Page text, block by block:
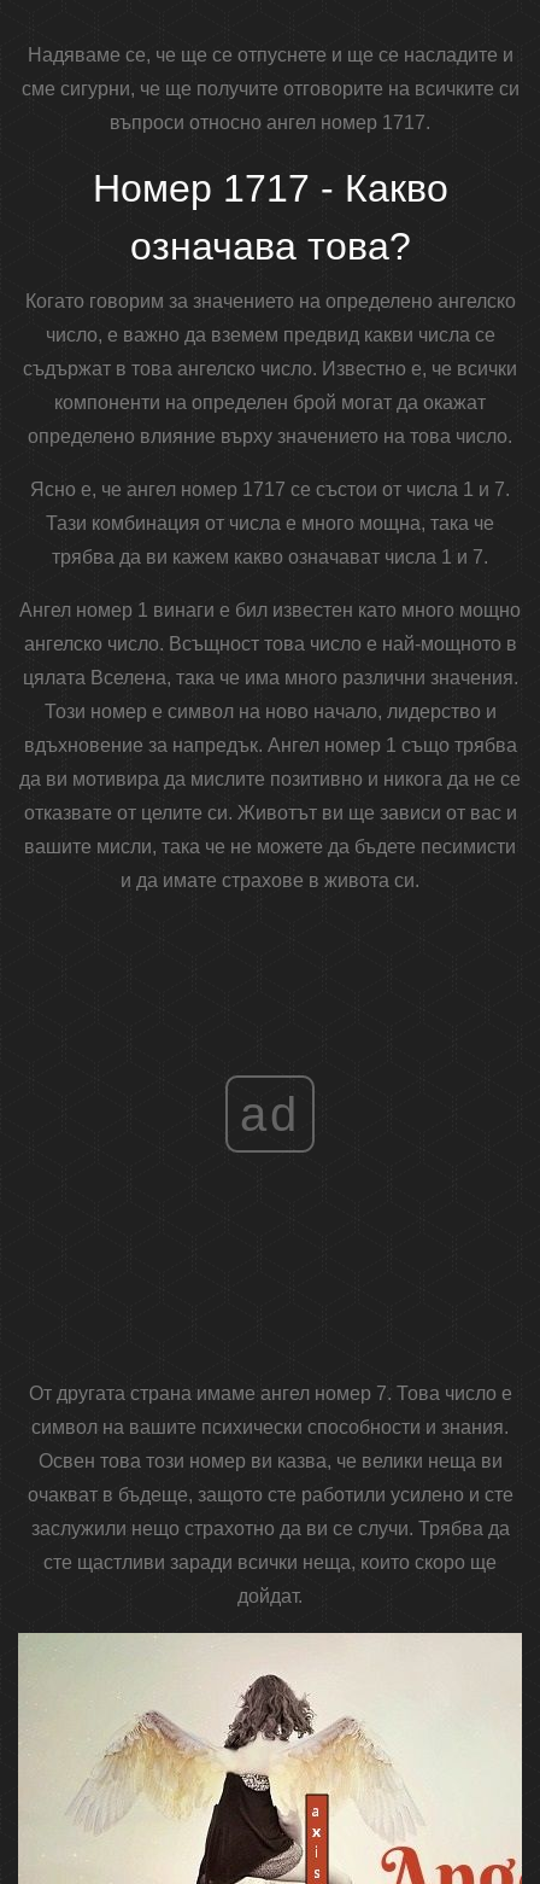
Надяваме се, че ще се отпуснете и ще се насладите и
сме сигурни, че ще получите отговорите на всичките си
въпроси относно ангел номер 1717.
Номер 1717 - Какво
означава това?
Когато говорим за значението на определено ангелско
число, е важно да вземем предвид какви числа се
съдържат в това ангелско число. Известно е, че всички
компоненти на определен брой могат да окажат
определено влияние върху значението на това число.
Ясно е, че ангел номер 1717 се състои от числа 1 и 7.
Тази комбинация от числа е много мощна, така че
трябва да ви кажем какво означават числа 1 и 7.
Ангел номер 1 винаги е бил известен като много мощно
ангелско число. Всъщност това число е най-мощното в
цялата Вселена, така че има много различни значения.
Този номер е символ на ново начало, лидерство и
вдъхновение за напредък. Ангел номер 1 също трябва
да ви мотивира да мислите позитивно и никога да не се
отказвате от целите си. Животът ви ще зависи от вас и
вашите мисли, така че не можете да бъдете песимисти
и да имате страхове в живота си.
ad
От другата страна имаме ангел номер 7. Това число е
символ на вашите психически способности и знания.
Освен това този номер ви казва, че велики неща ви
очакват в бъдеще, защото сте работили усилено и сте
заслужили нещо страхотно да ви се случи. Трябва да
сте щастливи заради всички неща, които скоро ще
дойдат.